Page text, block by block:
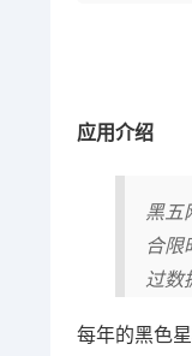
应用介绍
黑五
合限
过数
每年的黑色